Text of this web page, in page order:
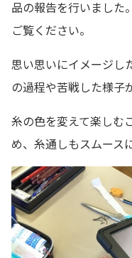
品の報告を行いました。
ご覧ください。
思い思いにイメージし
の過程や苦戦した様子
糸の色を変えて楽しむ
め、糸通しもスムース